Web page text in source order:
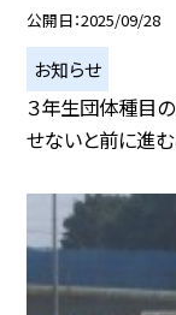
公開日 2025/09/28
お知らせ
３年生団体種目
せないと前に進